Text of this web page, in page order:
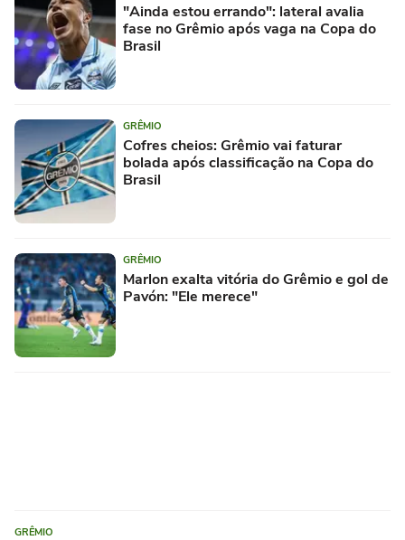
"Ainda estou errando": lateral avalia
fase no Grêmio após vaga na Copa do
Brasil
GRÊMIO
Cofres cheios: Grêmio vai faturar
bolada após classificação na Copa do
Brasil
GRÊMIO
Marlon exalta vitória do Grêmio e gol de
Pavón: "Ele merece"
GRÊMIO